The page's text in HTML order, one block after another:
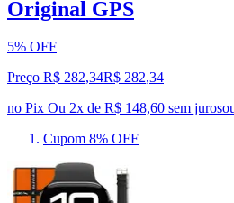
Original GPS
5% OFF
Preço R$ 282,34R$ 282,34
no Pix Ou 2x de R$ 148,60 sem juros
Cupom 8% OFF